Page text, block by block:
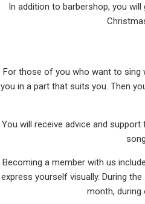
In addition to barbershop, you
For those of you who want to sing
you in a part that suits you. Then
You will receive advice and
Becoming a member with us
express yourself visually. During
month, during